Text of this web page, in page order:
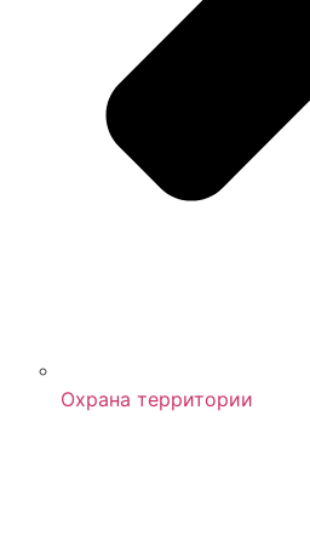
Охрана территории